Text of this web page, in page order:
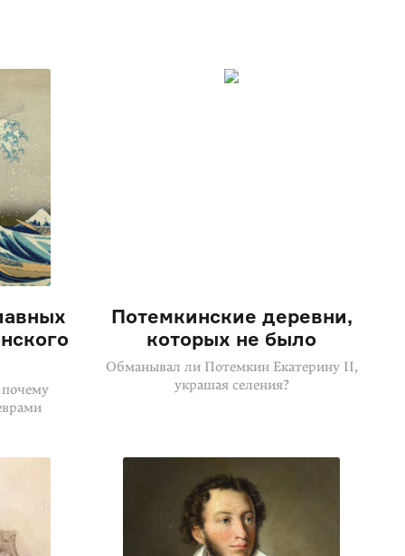
почему
Потемкинские деревни,
которых не было
Обманывал ли Потемкин Екатерину II,
украшая селения?